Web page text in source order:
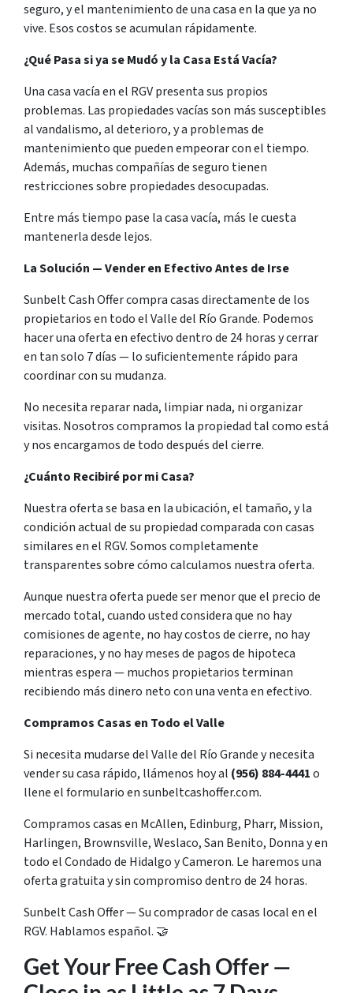
seguro, y el mantenimiento de una casa en la que ya no
vive. Esos costos se acumulan rápidamente.
¿Qué Pasa si ya se Mudó y la Casa Está Vacía?
Una casa vacía en el RGV presenta sus propios
problemas. Las propiedades vacías son más susceptibles
al vandalismo, al deterioro, y a problemas de
mantenimiento que pueden empeorar con el tiempo.
Además, muchas compañías de seguro tienen
restricciones sobre propiedades desocupadas.
Entre más tiempo pase la casa vacía, más le cuesta
mantenerla desde lejos.
La Solución — Vender en Efectivo Antes de Irse
Sunbelt Cash Offer compra casas directamente de los
propietarios en todo el Valle del Río Grande. Podemos
hacer una oferta en efectivo dentro de 24 horas y cerrar
en tan solo 7 días — lo suficientemente rápido para
coordinar con su mudanza.
No necesita reparar nada, limpiar nada, ni organizar
visitas. Nosotros compramos la propiedad tal como está
y nos encargamos de todo después del cierre.
¿Cuánto Recibiré por mi Casa?
Nuestra oferta se basa en la ubicación, el tamaño, y la
condición actual de su propiedad comparada con casas
similares en el RGV. Somos completamente
transparentes sobre cómo calculamos nuestra oferta.
Aunque nuestra oferta puede ser menor que el precio de
mercado total, cuando usted considera que no hay
comisiones de agente, no hay costos de cierre, no hay
reparaciones, y no hay meses de pagos de hipoteca
mientras espera — muchos propietarios terminan
recibiendo más dinero neto con una venta en efectivo.
Compramos Casas en Todo el Valle
Si necesita mudarse del Valle del Río Grande y necesita
vender su casa rápido, llámenos hoy al (956) 884-4441o
llene el formulario en sunbeltcashoffer.com.
Compramos casas en McAllen, Edinburg, Pharr, Mission,
Harlingen, Brownsville, Weslaco, San Benito, Donna y en
todo el Condado de Hidalgo y Cameron. Le haremos una
oferta gratuita y sin compromiso dentro de 24 horas.
Sunbelt Cash Offer — Su comprador de casas local en el
RGV. Hablamos español. 🤝
Get Your Free Cash Offer —